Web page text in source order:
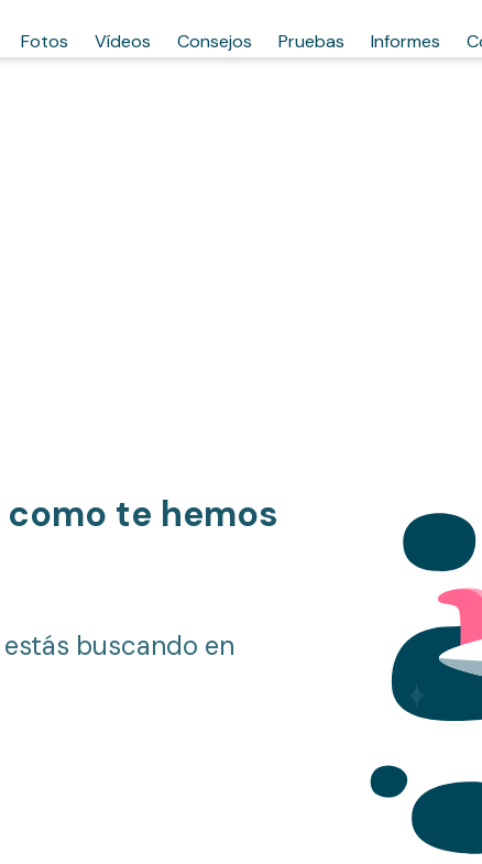
Fotos Vídeos Consejos Pruebas Informes
te hemos
buscando en